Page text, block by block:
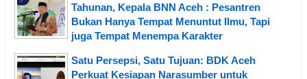
Tahunan, Kepala BNN Aceh : Pesantren
Bukan Hanya Tempat Menuntut Ilmu, Tapi
juga Tempat Menempa Karakter
Satu Persepsi, Satu Tujuan: BDK Aceh
Perkuat Kesiapan Narasumber untuk